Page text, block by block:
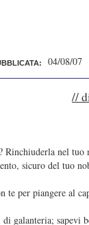
04/08/07
//
nel
sicuro del tuo
per piangere